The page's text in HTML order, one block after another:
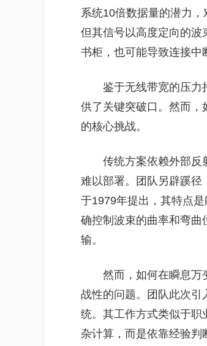
系统10倍数据量的潜力
但其信号以高度定向的波
书柜，也可能导致连接中
鉴于无线带宽的压力
供了关键突破口。然而，
的核心挑战。
传统方案依赖外部反
难以部署。团队另辟蹊径
于1979年提出，其特点
确控制波束的曲率和弯曲
输。
然而，如何在瞬息万
战性的问题。团队此次引
统。其工作方式类似于职
杂计算，而是依靠经验判